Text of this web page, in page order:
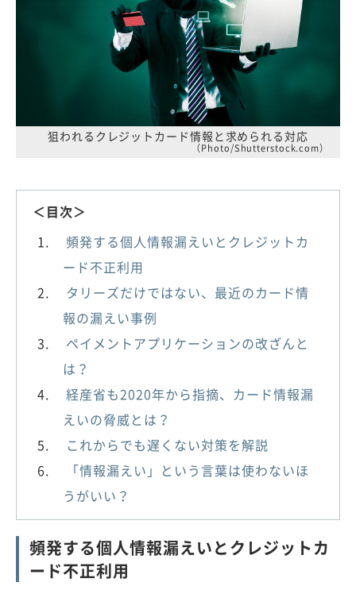
狙われるクレジットカード情報と求められる対応
（Photo/Shutterstock.com）
＜目次＞
頻発する個人情報漏えいとクレジットカ
ード不正利用
タリーズだけではない、最近のカード情
報の漏えい事例
ペイメントアプリケーションの改ざんと
は？
経産省も2020年から指摘、カード情報漏
えいの脅威とは？
これからでも遅くない対策を解説
「情報漏えい」という言葉は使わないほ
うがいい？
頻発する個人情報漏えいとクレジットカ
ード不正利用